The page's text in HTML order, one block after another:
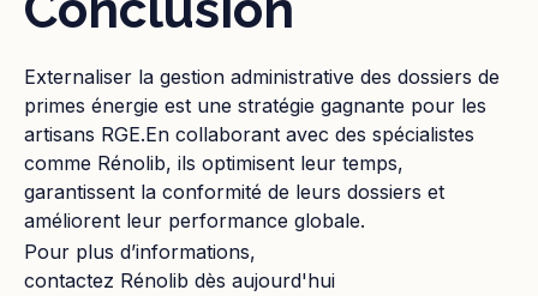
Externaliser la gestion administrative des dossiers de
primes énergie est une stratégie gagnante pour les
artisans RGE.En collaborant avec des spécialistes
comme Rénolib, ils optimisent leur temps,
garantissent la conformité de leurs dossiers et
améliorent leur performance globale.
Pour plus d’informations,
contactez Rénolib dès aujourd'hui